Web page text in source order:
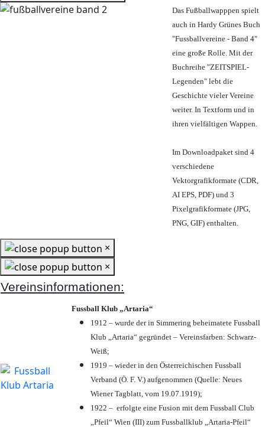
Das Fußballwapppen spielt
auch in Hardy Grünes Buch
"Fussballvereine - Band 4"
eine große Rolle. Mit der
Buchreihe "ZEITSPIEL-
Legenden" lebt die
Geschichte vieler Vereine
weiter. In Textform und in
ihren vielfältigen Wappen.
Im Downloadpaket sind 4
verschiedene
Vektorgrafikformate (CDR,
AI EPS, PDF) und 3
Pixelgrafikformate (JPG,
PNG, GIF) enthalten.
×
×
Vereinsinformationen:
Fussball Klub „Artaria“
1912 – wurde der in Simmering beheimatete Fussball
Klub „Artaria“ gegründet – Vereinsfarben: Schwarz-
Weiß;
1919 – wieder in den Österreichischen Fussball
Verband (Ö. F. V.) aufgenommen (Quelle: Neues
Wiener Tagblatt, vom 19.07.1919);
1922 – erfolgte eine Fusion mit dem Fussball Club
„Pfeil“ Wien (III) zum Fussballklub „Artaria-Pfeil“